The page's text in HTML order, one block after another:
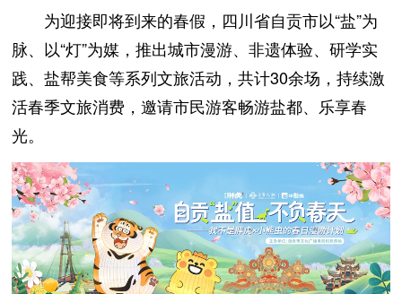
为迎接即将到来的春假，四川省自贡市以“盐”为
脉、以“灯”为媒，推出城市漫游、非遗体验、研学实
践、盐帮美食等系列文旅活动，共计30余场，持续激
活春季文旅消费，邀请市民游客畅游盐都、乐享春
光。